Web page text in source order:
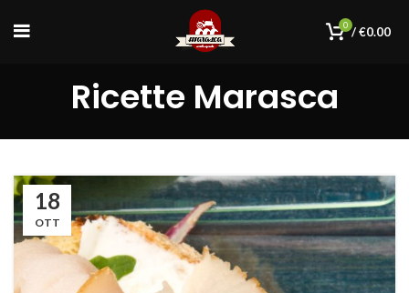
0 /€0.00
Ricette Marasca
18
OTT